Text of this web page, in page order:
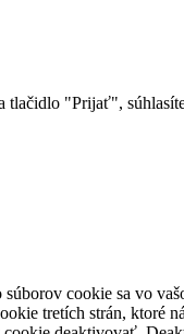
"Prijať",
cookie sa vo
tretích strán, ktoré